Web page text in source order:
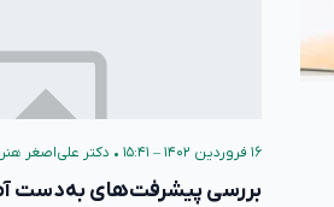
۱۶ فروردین ۱۴۰۲ – ۱۵:۴۱ • دکتر علی‌اصغر
بررسی پیشرفت‌های به‌دست